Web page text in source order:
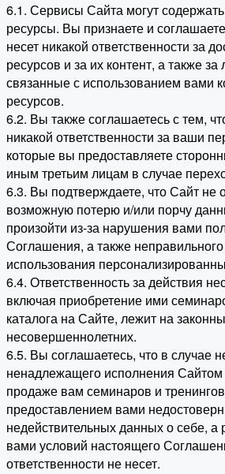
6.1. Сервисы Сайта могут
ресурсы. Вы признаете и
несет никакой ответственности за
ресурсов и за их контент, а также
связанные с использованием вами
ресурсов.
6.2. Вы также соглашаетесь с тем,
никакой ответственности за ваши
которые вы предоставляете
иным третьим лицам в случае
6.3. Вы подтверждаете, что Сайт не
возможную потерю и/или порчу
произойти из-за нарушения вами
Соглашения, а также
использования
6.4. Ответственность за действия
включая приобретение ими
каталога на Сайте, лежит на
несовершеннолетних.
6.5. Вы соглашаетесь, что в случае
ненадлежащего исполнения Сайтом
продаже вам семинаров и
предоставлением вами
недействительных данных о себе,
вами условий настоящего
ответственности не несет.